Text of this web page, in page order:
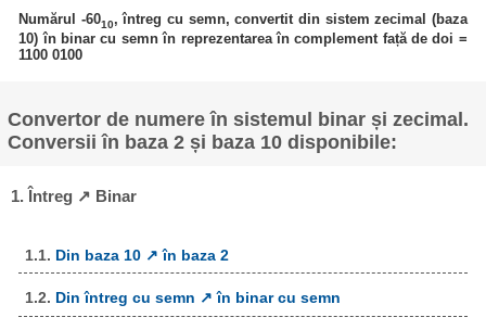
Numărul -6010, întreg cu semn, convertit din sistem zecimal (baza
10) în binar cu semn în reprezentarea în complement față de doi =
1100 0100
Convertor de numere în sistemul binar și zecimal.
Conversii în baza 2 și baza 10 disponibile:
1. Întreg ↗ Binar
1.1. Din baza 10 ↗ în baza 2
1.2. Din întreg cu semn ↗ în binar cu semn